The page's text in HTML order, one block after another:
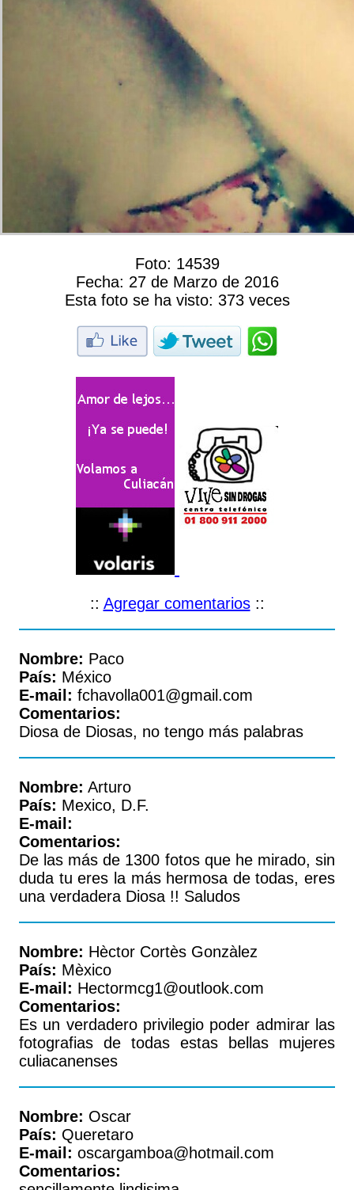
Foto: 14539
Fecha: 27 de Marzo de 2016
Esta foto se ha visto: 373 veces
:: Agregar comentarios::
Nombre: Paco
País: México
E-mail: fchavolla001@gmail.com
Comentarios:
Diosa de Diosas, no tengo más palabras
Nombre: Arturo
País: Mexico, D.F.
E-mail:
Comentarios:
De las más de 1300 fotos que he mirado, sin
duda tu eres la más hermosa de todas, eres
una verdadera Diosa !! Saludos
Nombre: Hèctor Cortès Gonzàlez
País: Mèxico
E-mail: Hectormcg1@outlook.com
Comentarios:
Es un verdadero privilegio poder admirar las
fotografias de todas estas bellas mujeres
culiacanenses
Nombre: Oscar
País: Queretaro
E-mail: oscargamboa@hotmail.com
Comentarios: